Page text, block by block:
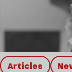
Articles